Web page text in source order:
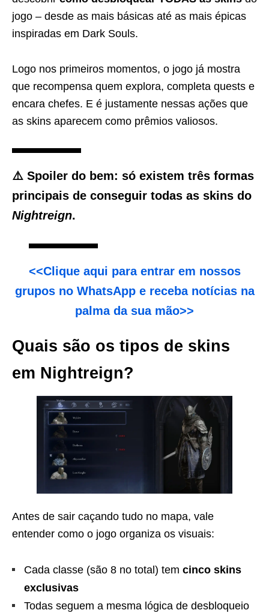
jogo – desde as mais básicas até as mais épicas
inspiradas em Dark Souls.
Logo nos primeiros momentos, o jogo já mostra
que recompensa quem explora, completa quests e
encara chefes. E é justamente nessas ações que
as skins aparecem como prêmios valiosos.
⚠️ Spoiler do bem: só existem três formas
principais de conseguir todas as skins do
Nightreign.
<<Clique aqui para entrar em nossos
grupos no WhatsApp e receba notícias na
palma da sua mão>>
Quais são os tipos de skins
em Nightreign?
Antes de sair caçando tudo no mapa, vale
entender como o jogo organiza os visuais:
Cada classe (são 8 no total) tem cinco skins
exclusivas
Todas seguem a mesma lógica de desbloqueio